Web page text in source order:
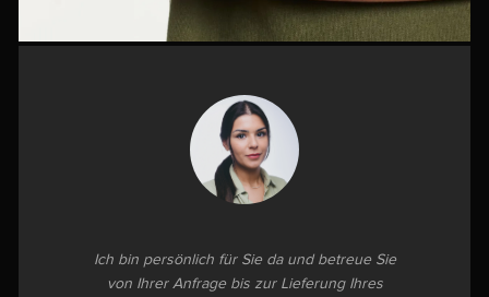
Ich bin persönlich für Sie da und betreue Sie
von Ihrer Anfrage bis zur Lieferung Ihres